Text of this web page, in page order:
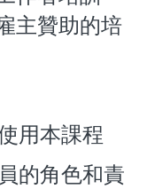
主贊助的培
用本課程
的角色和責